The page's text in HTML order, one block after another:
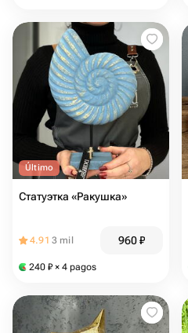
Último
Статуэтка «Ракушка»
4.91 3 mil 960₽
240 ₽ × 4 pagos